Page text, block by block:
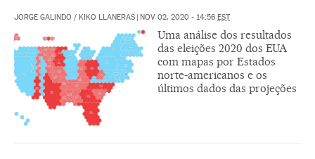
JORGE GALINDO / KIKO LLANERAS | NOV 02, 2020 - 14:56 EST
Uma análise dos resultados
das eleições 2020 dos EUA
com mapas por Estados
norte-americanos e os
últimos dados das projeções